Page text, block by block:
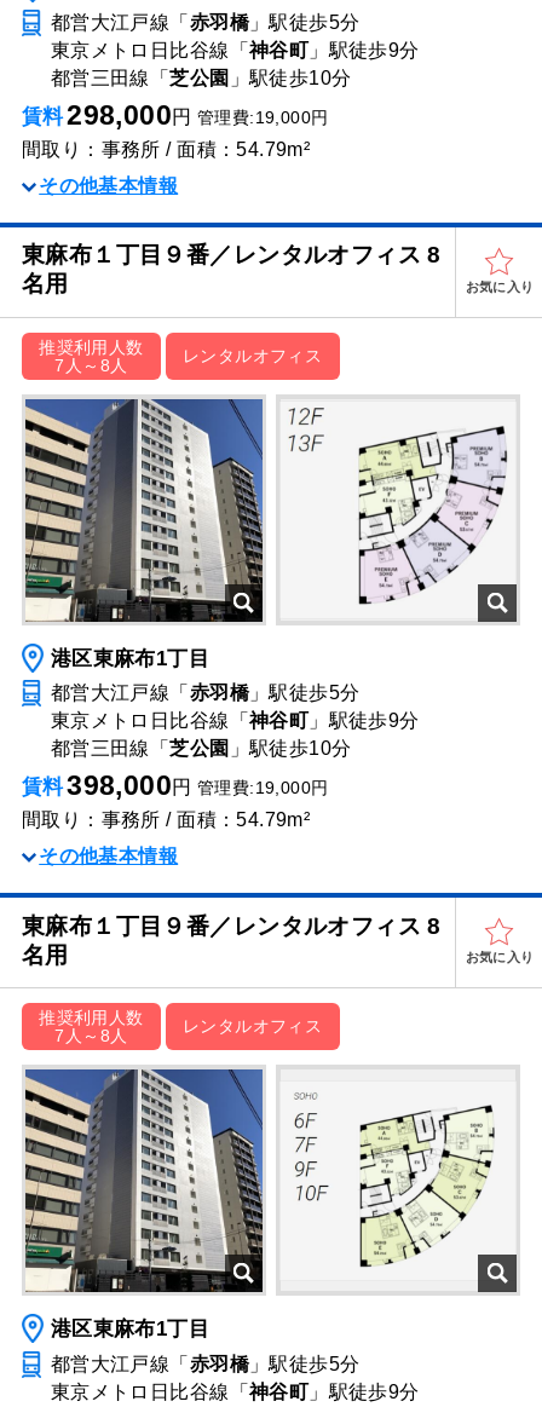
都営大江戸線「 赤羽橋」駅徒歩5分
東京メトロ日比谷線「 神谷町 」駅徒歩9分
都営三田線「芝公園 」駅徒歩10分
賃料298,000円 管理費:19,000円
間取り：事務所 / 面積：54.79m²
その他基本情報
東麻布１丁目９番／レンタルオフィス 8
名用
お気に入り
推奨利用人数
7人～8人
レンタルオフィス
港区東麻布1丁目
都営大江戸線「 赤羽橋」駅徒歩5分
東京メトロ日比谷線「 神谷町 」駅徒歩9分
都営三田線「芝公園 」駅徒歩10分
賃料398,000円 管理費:19,000円
間取り：事務所 / 面積：54.79m²
その他基本情報
東麻布１丁目９番／レンタルオフィス 8
名用
お気に入り
推奨利用人数
7人～8人
レンタルオフィス
港区東麻布1丁目
都営大江戸線「 赤羽橋」駅徒歩5分
東京メトロ日比谷線「 神谷町 」駅徒歩9分